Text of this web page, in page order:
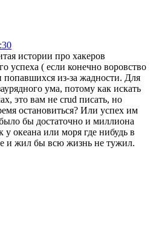
истории про хакеров
успеха ( если конечно воровство
попавшихся из-за жадности. Для
ума, потому как искать
это вам не crud писать, но
остановиться? Или успех им
бы достаточно и миллиона
океана или моря где нибудь в
и жил бы всю жизнь не тужил.